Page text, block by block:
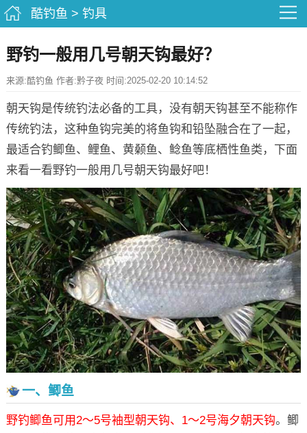
酷钓鱼 > 钓具
野钓一般用几号朝天钩最好？
来源:酷钓鱼 作者:黔子夜 时间:2025-02-20 10:14:52
朝天钩是传统钓法必备的工具，没有朝天钩甚至不能称作
传统钓法，这种鱼钩完美的将鱼钩和铅坠融合在了一起，
最适合钓鲫鱼、鲤鱼、黄颡鱼、鲶鱼等底栖性鱼类，下面
来看一看野钓一般用几号朝天钩最好吧！
一、鲫鱼
野钓鲫鱼可用2～5号袖型朝天钩、1～2号海夕朝天钩。鲫